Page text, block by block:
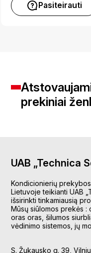
Pasiteirauti
prekiniai
UAB „Technica
Kondicionierių
Lietuvoje teikianti UAB
išsirinkti tinkamiausią
Mūsų siūlomos prekės :
oras oras, šilumos
vėdinimo sistemos, jų
S. Žukausko g. 39,